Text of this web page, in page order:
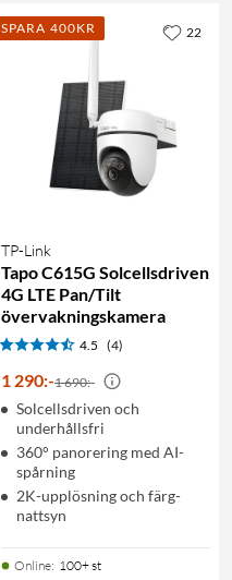
SPARA 400KR
TP-Link
Tapo C615G Solcellsdriven
4G LTE Pan/Tilt
övervakningskamera
4.5 (4)
1 290:-1 690:-
Solcellsdriven och
underhållsfri
360° panorering med AI-
spårning
2K-upplösning och färg-
nattsyn
Online: 100+ st
22